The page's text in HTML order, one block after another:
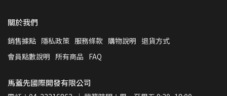
關於我們
銷售據點 隱私政策 服務條款 購物說明 退貨方式
會員點數說明 所有商品 FAQ
馬蓋先國際開發有限公司